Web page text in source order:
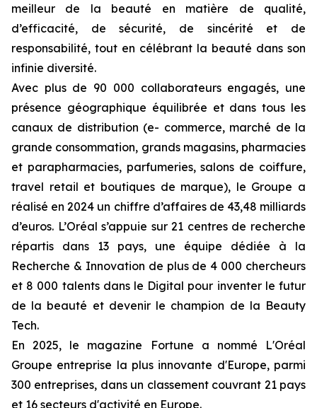
meilleur de la beauté en matière de qualité,
d’efficacité, de sécurité, de sincérité et de
responsabilité, tout en célébrant la beauté dans son
infinie diversité.
Avec plus de 90 000 collaborateurs engagés, une
présence géographique équilibrée et dans tous les
canaux de distribution (e- commerce, marché de la
grande consommation, grands magasins, pharmacies
et parapharmacies, parfumeries, salons de coiffure,
travel retail et boutiques de marque), le Groupe a
réalisé en 2024 un chiffre d’affaires de 43,48 milliards
d’euros. L’Oréal s’appuie sur 21 centres de recherche
répartis dans 13 pays, une équipe dédiée à la
Recherche & Innovation de plus de 4 000 chercheurs
et 8 000 talents dans le Digital pour inventer le futur
de la beauté et devenir le champion de la Beauty
Tech.
En 2025, le magazine Fortune a nommé L'Oréal
Groupe entreprise la plus innovante d'Europe, parmi
300 entreprises, dans un classement couvrant 21 pays
et 16 secteurs d'activité en Europe.